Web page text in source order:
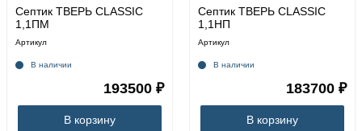
Септик ТВЕРЬ CLASSIC
1,1ПМ
Артикул
В наличии
193500 ₽
В корзину
Септик ТВЕРЬ CLASSIC
1,1НП
Артикул
В наличии
183700 ₽
В корзину